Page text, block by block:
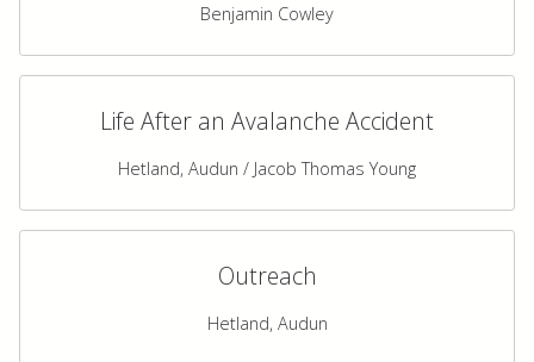
Benjamin Cowley
Life After an Avalanche Accident
Hetland, Audun / Jacob Thomas Young
Outreach
Hetland, Audun